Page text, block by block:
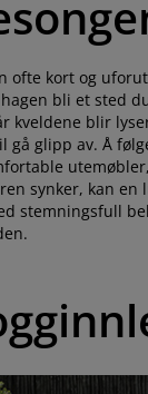
ofte kort og
bli et sted
kveldene blir
glipp av. Å
synker, kan
stemningsfull